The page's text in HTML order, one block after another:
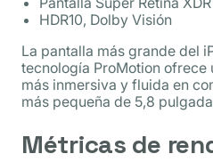
HDR10, Dolby Visión
La pantalla más grande del
tecnología ProMotion ofrece
más inmersiva y fluida en
más pequeña de 5,8
Métricas de